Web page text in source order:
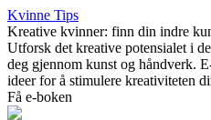
Kvinne Tips
Kreative kvinner: finn din indre
Utforsk det kreative potensialet i
deg gjennom kunst og håndverk.
ideer for å stimulere kreativiteten
Få e-boken